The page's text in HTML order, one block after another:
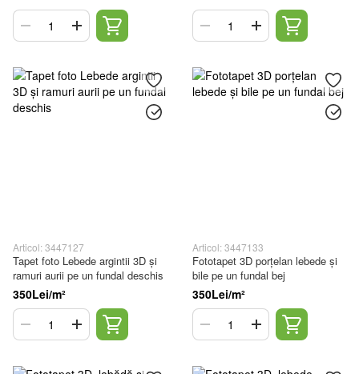
Articol: 3447127
Tapet foto Lebede argintii 3D și
ramuri aurii pe un fundal deschis
350Lei/m²
Articol: 3447133
Fototapet 3D porțelan lebede și
bile pe un fundal bej
350Lei/m²